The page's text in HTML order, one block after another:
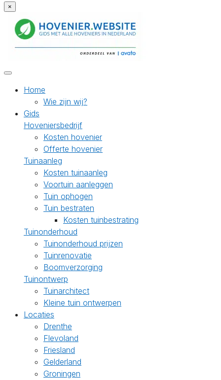
×
Home
Wie zijn wij?
Gids
Hoveniersbedrijf
Kosten hovenier
Offerte hovenier
Tuinaanleg
Kosten tuinaanleg
Voortuin aanleggen
Tuin ophogen
Tuin bestraten
Kosten tuinbestrating
Tuinonderhoud
Tuinonderhoud prijzen
Tuinrenovatie
Boomverzorging
Tuinontwerp
Tuinarchitect
Kleine tuin ontwerpen
Locaties
Drenthe
Flevoland
Friesland
Gelderland
Groningen